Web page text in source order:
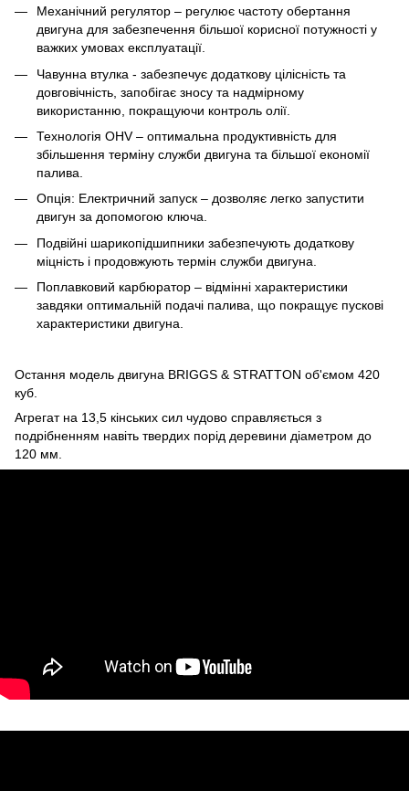
Механічний регулятор – регулює частоту обертання
двигуна для забезпечення більшої корисної потужності у
важких умовах експлуатації.
Чавунна втулка - забезпечує додаткову цілісність та
довговічність, запобігає зносу та надмірному
використанню, покращуючи контроль олії.
Технологія OHV – оптимальна продуктивність для
збільшення терміну служби двигуна та більшої економії
палива.
Опція: Електричний запуск – дозволяє легко запустити
двигун за допомогою ключа.
Подвійні шарикопідшипники забезпечують додаткову
міцність і продовжують термін служби двигуна.
Поплавковий карбюратор – відмінні характеристики
завдяки оптимальній подачі палива, що покращує пускові
характеристики двигуна.
Остання модель двигуна BRIGGS & STRATTON об'ємом 420
куб.
Агрегат на 13,5 кінських сил чудово справляється з
подрібненням навіть твердих порід деревини діаметром до
120 мм.